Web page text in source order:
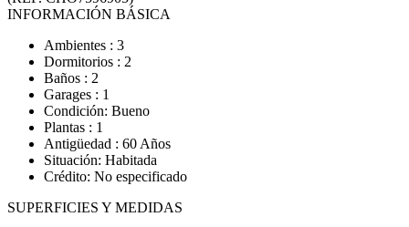
INFORMACIÓN BÁSICA
Ambientes : 3
Dormitorios : 2
Baños : 2
Garages : 1
Condición: Bueno
Plantas : 1
Antigüedad : 60 Años
Situación: Habitada
Crédito: No especificado
SUPERFICIES Y MEDIDAS